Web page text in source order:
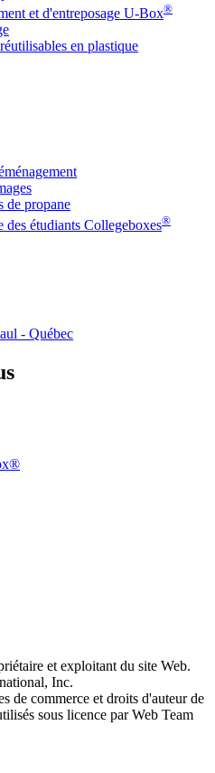
et d'entreposage U-Box®
en plastique
de propane
des étudiants Collegeboxes®
- Québec
et exploitant du site Web.
Inc.
de commerce et droits d'auteur de
sous licence par Web Team